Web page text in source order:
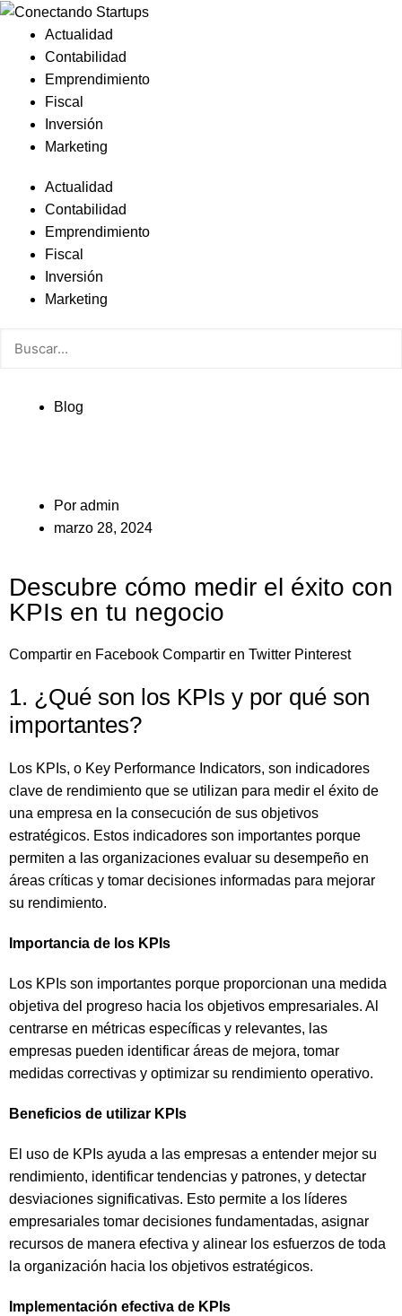
Actualidad
Contabilidad
Emprendimiento
Fiscal
Inversión
Marketing
Actualidad
Contabilidad
Emprendimiento
Fiscal
Inversión
Marketing
Blog
Por admin
marzo 28, 2024
Descubre cómo medir el éxito con
KPIs en tu negocio
Compartir en Facebook Compartir en Twitter Pinterest
1. ¿Qué son los KPIs y por qué son
importantes?
Los KPIs, o Key Performance Indicators, son indicadores
clave de rendimiento que se utilizan para medir el éxito de
una empresa en la consecución de sus objetivos
estratégicos. Estos indicadores son importantes porque
permiten a las organizaciones evaluar su desempeño en
áreas críticas y tomar decisiones informadas para mejorar
su rendimiento.
Importancia de los KPIs
Los KPIs son importantes porque proporcionan una medida
objetiva del progreso hacia los objetivos empresariales. Al
centrarse en métricas específicas y relevantes, las
empresas pueden identificar áreas de mejora, tomar
medidas correctivas y optimizar su rendimiento operativo.
Beneficios de utilizar KPIs
El uso de KPIs ayuda a las empresas a entender mejor su
rendimiento, identificar tendencias y patrones, y detectar
desviaciones significativas. Esto permite a los líderes
empresariales tomar decisiones fundamentadas, asignar
recursos de manera efectiva y alinear los esfuerzos de toda
la organización hacia los objetivos estratégicos.
Implementación efectiva de KPIs